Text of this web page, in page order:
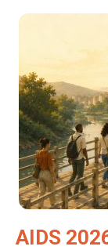
AIDS